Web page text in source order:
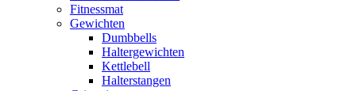
Fitnessmat
Gewichten
Dumbbells
Haltergewichten
Kettlebell
Halterstangen